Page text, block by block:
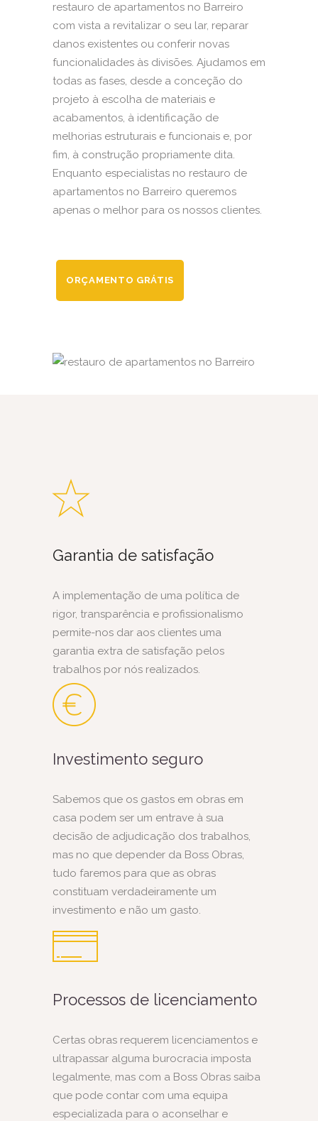
restauro de apartamentos no Barreiro
com vista a revitalizar o seu lar, reparar
danos existentes ou conferir novas
funcionalidades às divisões. Ajudamos em
todas as fases, desde a conceção do
projeto à escolha de materiais e
acabamentos, à identificação de
melhorias estruturais e funcionais e, por
fim, à construção propriamente dita.
Enquanto especialistas no restauro de
apartamentos no Barreiro queremos
apenas o melhor para os nossos clientes.
ORÇAMENTO GRÁTIS
Garantia de satisfação
A implementação de uma política de
rigor, transparência e profissionalismo
permite-nos dar aos clientes uma
garantia extra de satisfação pelos
trabalhos por nós realizados.
Investimento seguro
Sabemos que os gastos em obras em
casa podem ser um entrave à sua
decisão de adjudicação dos trabalhos,
mas no que depender da Boss Obras,
tudo faremos para que as obras
constituam verdadeiramente um
investimento e não um gasto.
Processos de licenciamento
Certas obras requerem licenciamentos e
ultrapassar alguma burocracia imposta
legalmente, mas com a Boss Obras saiba
que pode contar com uma equipa
especializada para o aconselhar e